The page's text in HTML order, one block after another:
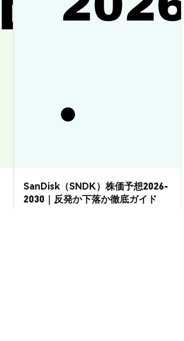
SanDisk（SNDK）株価予想2026-
2030｜反発か下落か徹底ガイド